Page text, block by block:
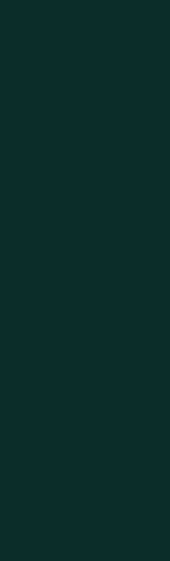
o aumento de
al día. Esto
en el cuerpo,
médicas
muy similar a
y mecanismo
usuarios
y mejora el